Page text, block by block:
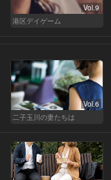
Vol.9
港区デイゲーム
Vol.6
二子玉川の妻たちは